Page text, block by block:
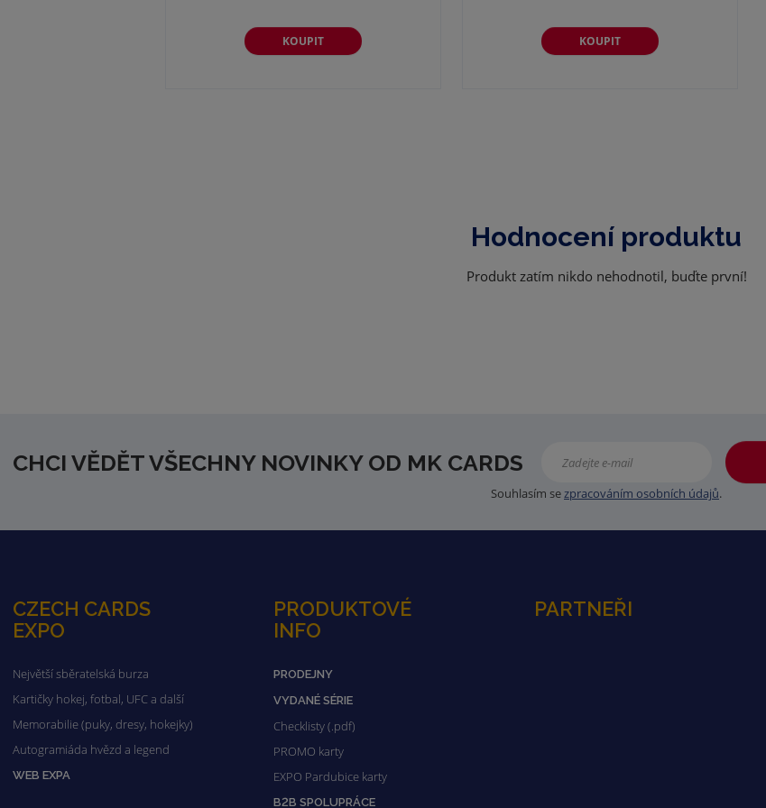
KOUPIT KOUPIT
Hodnocení produktu
Produkt zatím nikdo nehodnotil, buďte první!
CHCI VĚDĚT VŠECHNY NOVINKY OD MK CARDS
Souhlasím sezpracováním osobních údajů.
CZECH CARDS
EXPO
Největší sběratelská burza
Kartičky hokej, fotbal, UFC a další
Memorabilie (puky, dresy, hokejky)
Autogramiáda hvězd a legend
WEB EXPA
PRODUKTOVÉ
INFO
PRODEJNY
VYDANÉ SÉRIE
Checklisty (.pdf)
PROMO karty
EXPO Pardubice karty
B2B SPOLUPRÁCE
PARTNEŘI